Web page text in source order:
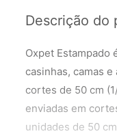
Descrição do
Oxpet Estampado
casinhas, camas
cortes de 50 cm
enviadas em
unidades de 50